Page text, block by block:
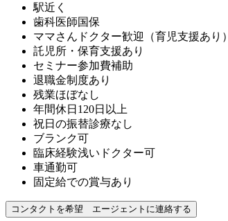
駅近く
歯科医師国保
ママさんドクター歓迎（育児支援あり）
託児所・保育支援あり
セミナー参加費補助
退職金制度あり
残業ほぼなし
年間休日120日以上
祝日の振替診療なし
ブランク可
臨床経験浅いドクター可
車通勤可
固定給での賞与あり